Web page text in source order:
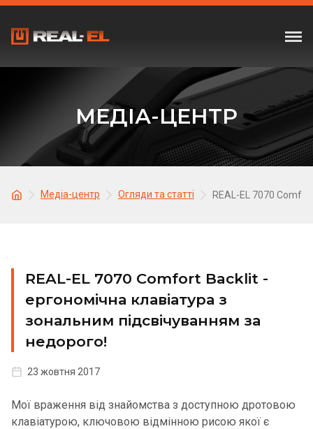
МЕДІА-ЦЕНТР
Медіа-центр Огляди та статті REAL-EL 7070
REAL-EL 7070 Comfort Backlit -
ергономічна клавіатура з
зональним підсвічуванням за
недорого!
23 жовтня 2017
Мої враження від знайомства з доступною дротовою
клавіатурою, ключовою відмінною рисою якої є